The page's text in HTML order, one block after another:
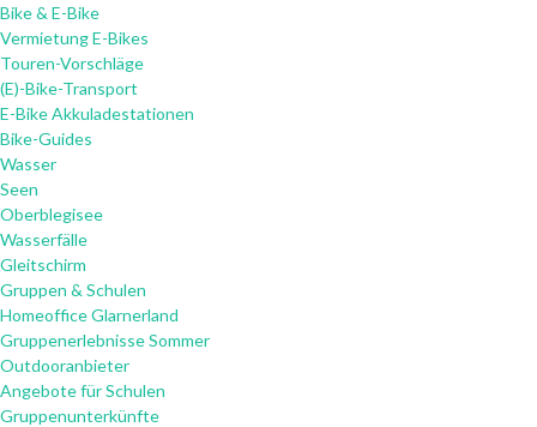
Bike & E-Bike
Vermietung E-Bikes
Touren-Vorschläge
(E)-Bike-Transport
E-Bike Akkuladestationen
Bike-Guides
Wasser
Seen
Oberblegisee
Wasserfälle
Gleitschirm
Gruppen & Schulen
Homeoffice Glarnerland
Gruppenerlebnisse Sommer
Outdooranbieter
Angebote für Schulen
Gruppenunterkünfte